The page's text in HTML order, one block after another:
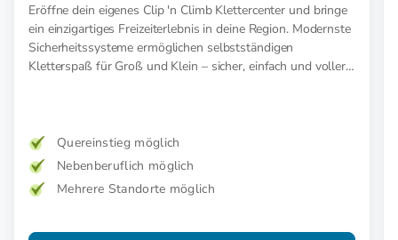
Eröffne dein eigenes Clip 'n Climb Klettercenter und bringe
ein einzigartiges Freizeiterlebnis in deine Region. Modernste
Sicherheitssysteme ermöglichen selbstständigen
Kletterspaß für Groß und Klein – sicher, einfach und voller
Quereinstieg möglich
Nebenberuflich möglich
Mehrere Standorte möglich